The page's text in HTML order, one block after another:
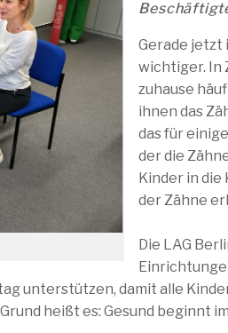
Gerade jetzt
wichtiger. In
zuhause
ihnen das
das für
der die
Kinder in die
der Zähne
Die LAG
unterstützen, damit alle
heißt es: Gesund beginnt